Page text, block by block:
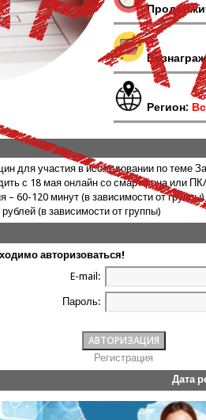
Регион:
для участия в исследовании по теме
с 18 мая онлайн со смартфона или
– 60-120 минут (в зависимости от группы)
(в зависимости от группы)
авторизоваться!
E-mail:
Пароль:
Регистрация
Дата